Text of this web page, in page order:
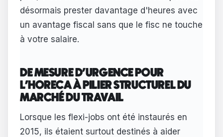
désormais prester davantage d'heures avec
un avantage fiscal sans que le fisc ne touche
à votre salaire.
DE MESURE D'URGENCE POUR
L'HORECA À PILIER STRUCTUREL DU
MARCHÉ DU TRAVAIL
Lorsque les flexi-jobs ont été instaurés en
2015, ils étaient surtout destinés à aider